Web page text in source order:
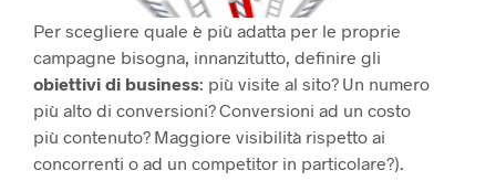
Per scegliere quale è più adatta per le proprie
campagne bisogna, innanzitutto, definire gli
obiettivi di business: più visite al sito? Un numero
più alto di conversioni? Conversioni ad un costo
più contenuto? Maggiore visibilità rispetto ai
concorrenti o ad un competitor in particolare?).